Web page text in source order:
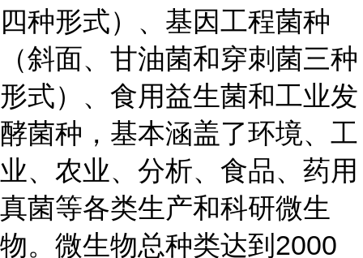
四种形式）、基因工程菌种
（斜面、甘油菌和穿刺菌三种
形式）、食用益生菌和工业发
酵菌种，基本涵盖了环境、工
业、农业、分析、食品、药用
真菌等各类生产和科研微生
物。微生物总种类达到2000